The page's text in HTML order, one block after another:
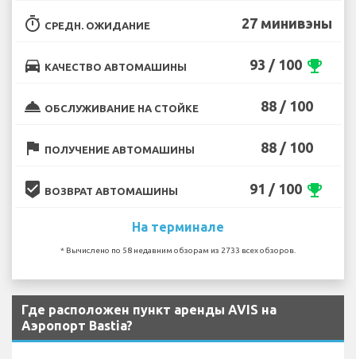
timer СРЕДН. ОЖИДАНИЕ 27 минивэны
directions_car КАЧЕСТВО АВТОМАШИНЫ 93 / 100 emoji_events
room_service ОБСЛУЖИВАНИЕ НА СТОЙКЕ 88 / 100
flag ПОЛУЧЕНИЕ АВТОМАШИНЫ 88 / 100
beenhere ВОЗВРАТ АВТОМАШИНЫ 91 / 100 emoji_events
На терминале
* Вычислено по 58 недавним обзорам из 2733 всех обзоров.
Где расположен пункт аренды AVIS на
Аэропорт Bastia?